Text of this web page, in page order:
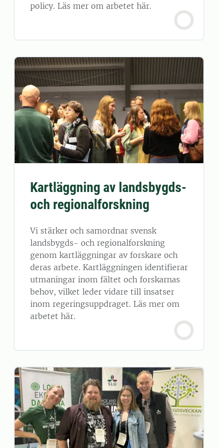
policy. Läs mer om arbetet här.
Kartläggning av landsbygds-
och regionalforskning
Vi stärker och samordnar svensk
landsbygds- och regionalforskning
genom kartläggningar av forskare och
deras arbete. Kartläggningen identifierar
utmaningar inom fältet och forskarnas
behov, vilket leder vidare till insatser
inom regeringsuppdraget. Läs mer om
arbetet här.